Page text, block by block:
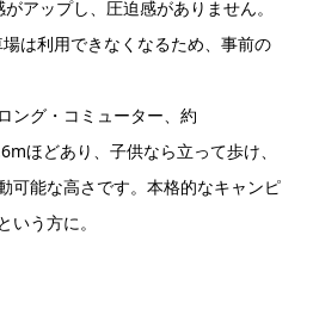
アップし、圧迫感がありません。
は利用できなくなるため、事前の
ング・コミューター、約
ほどあり、子供なら立って歩け、
可能な高さです。本格的なキャンピ
いう方に。